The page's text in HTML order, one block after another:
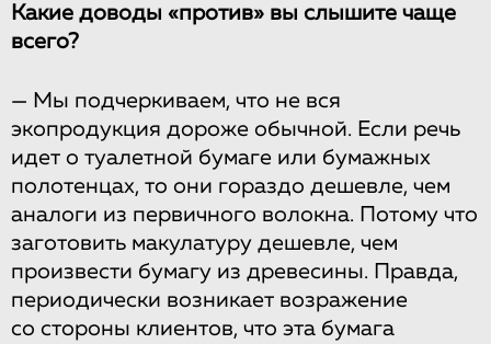
Какие доводы «против» вы слышите чаще
всего?
— Мы подчеркиваем, что не вся
экопродукция дороже обычной. Если речь
идет о туалетной бумаге или бумажных
полотенцах, то они гораздо дешевле, чем
аналоги из первичного волокна. Потому что
заготовить макулатуру дешевле, чем
произвести бумагу из древесины. Правда,
периодически возникает возражение
со стороны клиентов, что эта бумага